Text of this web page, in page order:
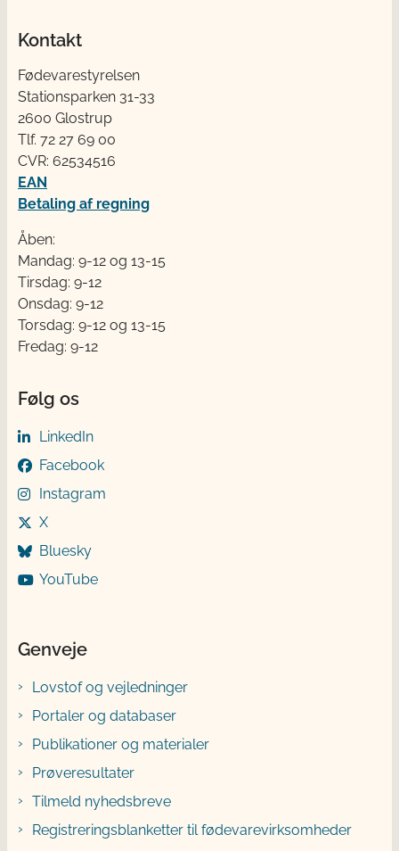
Kontakt
Fødevarestyrelsen
Stationsparken 31-33
2600 Glostrup
Tlf. 72 2​​​7 69 00
CVR: 62534516
EAN
Betaling af regning
Åben:
Mandag: 9-12 og 13-15
Tirsdag: 9-12
Onsdag: 9-12
Torsdag: 9-12 og 13-15
Fredag: 9-12
Følg os
LinkedIn
Facebook
Instagram
X
Bluesky
YouTube
Genveje
Lovstof og vejledninger
Portaler og databaser
Publikationer og materialer
Prøveresultater
Tilmeld nyhedsbreve
Registreringsblanketter til fødevarevirksomheder